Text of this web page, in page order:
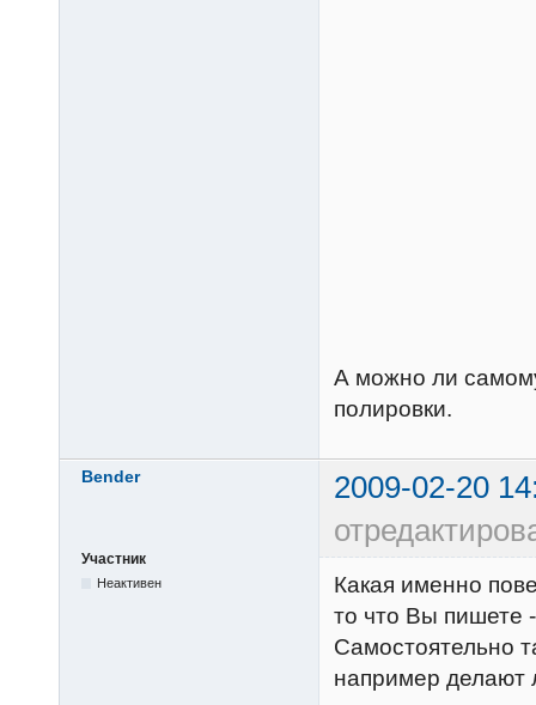
А можно ли
полировки.
Bender
2009-02-20
Участник
Неактивен
Какая именно
то что Вы пишете
Самостоятельно
например делают